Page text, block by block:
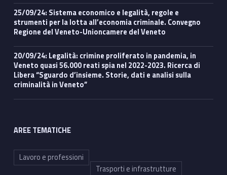
25/09/24: Sistema economico e legalità, regole e
strumenti per la lotta all’economia criminale. Convegno
Regione del Veneto-Unioncamere del Veneto
20/09/24: Legalità: crimine proliferato in pandemia, in
Veneto quasi 56.000 reati spia nel 2022-2023. Ricerca di
Libera “Sguardo d’insieme. Storie, dati e analisi sulla
criminalità in Veneto”
AREE TEMATICHE
Lavoro e professioni
Trasporti e infrastrutture